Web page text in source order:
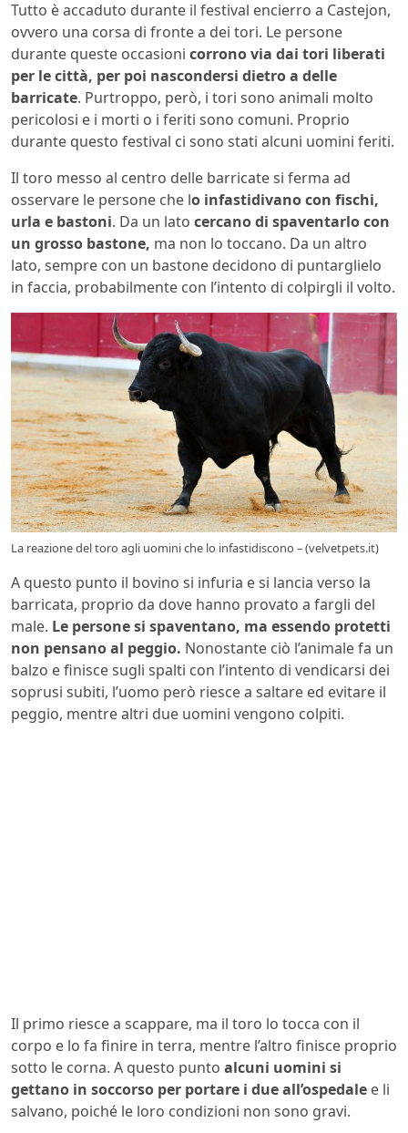
Tutto è accaduto durante il festival encierro a Castejon,
ovvero una corsa di fronte a dei tori. Le persone
durante queste occasioni corrono via dai tori liberati
per le città, per poi nascondersi dietro a delle
barricate. Purtroppo, però, i tori sono animali molto
pericolosi e i morti o i feriti sono comuni. Proprio
durante questo festival ci sono stati alcuni uomini feriti.
Il toro messo al centro delle barricate si ferma ad
osservare le persone che lo infastidivano con fischi,
urla e bastoni. Da un lato cercano di spaventarlo con
un grosso bastone, ma non lo toccano. Da un altro
lato, sempre con un bastone decidono di puntarglielo
in faccia, probabilmente con l’intento di colpirgli il volto.
La reazione del toro agli uomini che lo infastidiscono – (velvetpets.it)
A questo punto il bovino si infuria e si lancia verso la
barricata, proprio da dove hanno provato a fargli del
male. Le persone si spaventano, ma essendo protetti
non pensano al peggio. Nonostante ciò l’animale fa un
balzo e finisce sugli spalti con l’intento di vendicarsi dei
soprusi subiti, l’uomo però riesce a saltare ed evitare il
peggio, mentre altri due uomini vengono colpiti.
Il primo riesce a scappare, ma il toro lo tocca con il
corpo e lo fa finire in terra, mentre l’altro finisce proprio
sotto le corna. A questo punto alcuni uomini si
gettano in soccorso per portare i due all’ospedale e li
salvano, poiché le loro condizioni non sono gravi.